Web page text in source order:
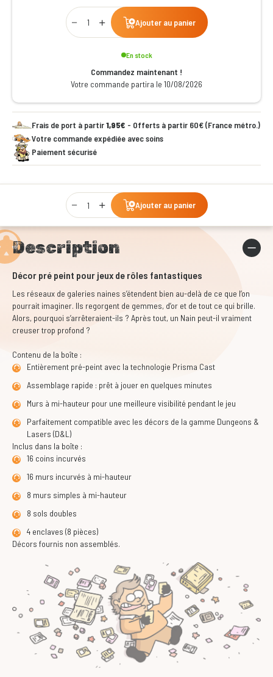
Qty
Ajouter au panier
En stock
Commandez maintenant !
Votre commande partira le 10/08/2026
Frais de port à partir1,95€ - Offerts à partir 60€ (France métro.)
Votre commande expédiée avec soins
Paiement sécurisé
Qty
Ajouter au panier
Description
Décor pré peint pour jeux de rôles fantastiques
Les réseaux de galeries naines s’étendent bien au-delà de ce que l’on
pourrait imaginer. Ils regorgent de gemmes, d’or et de tout ce qui brille.
Alors, pourquoi s’arrêteraient-ils ? Après tout, un Nain peut-il vraiment
creuser trop profond ?
Contenu de la boîte :
Entièrement pré-peint avec la technologie Prisma Cast
Assemblage rapide : prêt à jouer en quelques minutes
Murs à mi-hauteur pour une meilleure visibilité pendant le jeu
Parfaitement compatible avec les décors de la gamme Dungeons &
Lasers (D&L)
Inclus dans la boîte :
16 coins incurvés
16 murs incurvés à mi-hauteur
8 murs simples à mi-hauteur
8 sols doubles
4 enclaves (8 pièces)
Décors fournis non assemblés.